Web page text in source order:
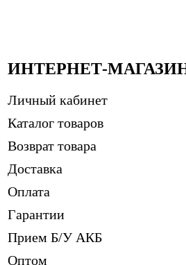
ИНТЕРНЕТ-
Личный кабинет
Каталог товаров
Возврат товара
Доставка
Оплата
Гарантии
Прием Б/У АКБ
Оптом